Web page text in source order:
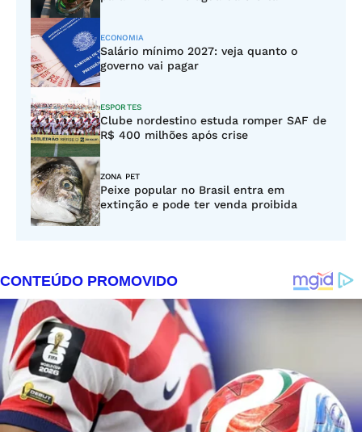
ECONOMIA
Salário mínimo 2027: veja quanto o
governo vai pagar
ESPORTES
Clube nordestino estuda romper SAF de
R$ 400 milhões após crise
ZONA PET
Peixe popular no Brasil entra em
extinção e pode ter venda proibida